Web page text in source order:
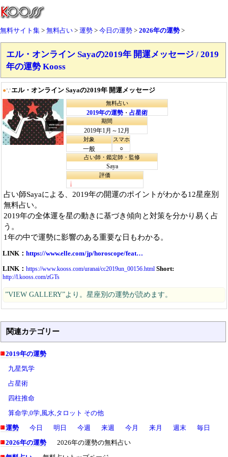
無料サイト集 無料占い 運勢 今日の運勢 2026年の運勢
エル・オンライン Sayaの2019年 開運メッセージ / 2019
年の運勢 Kooss
●∵エル・オンライン Sayaの2019年 開運メッセージ
無料占い
2019年の運勢 ・ 占星術
期間
2019年1月～12月
対象
一般
スマホ
○
占い師・鑑定師・監修
Saya
評価
占い師Sayaによる、2019年の開運のポイントがわかる12星座別
無料占い。
2019年の全体運を星の動きに基づき傾向と対策を分かり易く占
う。
1年の中で運勢に影響のある重要な日もわかる。
LINK： https://www.elle.com/jp/horoscope/feat…
LINK： https://www.kooss.com/uranai/cc2019un_00156.html Short:
http://l.kooss.com/zGTs
”VIEW GALLERY”より。星座別の運勢が読めます。
関連カテゴリー
2019年の運勢
九星気学
占星術
四柱推命
算命学,0学,風水,タロット その他
運勢
今日 明日 今週 来週 今月 来月 週末
毎日
2026年の運勢
2026年の運勢の無料占い